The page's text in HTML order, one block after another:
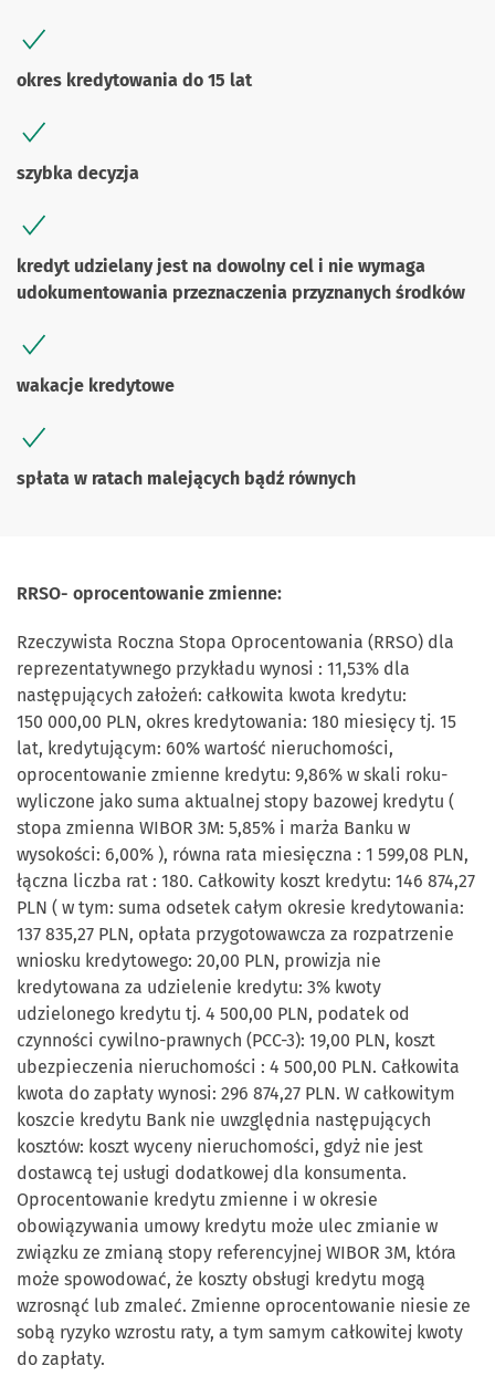
okres kredytowania do 15 lat
szybka decyzja
kredyt udzielany jest na dowolny cel i nie wymaga
udokumentowania przeznaczenia przyznanych środków
wakacje kredytowe
spłata w ratach malejących bądź równych
RRSO- oprocentowanie zmienne:
Rzeczywista Roczna Stopa Oprocentowania (RRSO) dla
reprezentatywnego przykładu wynosi : 11,53% dla
następujących założeń: całkowita kwota kredytu:
150 000,00 PLN, okres kredytowania: 180 miesięcy tj. 15
lat, kredytującym: 60% wartość nieruchomości,
oprocentowanie zmienne kredytu: 9,86% w skali roku-
wyliczone jako suma aktualnej stopy bazowej kredytu (
stopa zmienna WIBOR 3M: 5,85% i marża Banku w
wysokości: 6,00% ), równa rata miesięczna : 1 599,08 PLN,
łączna liczba rat : 180. Całkowity koszt kredytu: 146 874,27
PLN ( w tym: suma odsetek całym okresie kredytowania:
137 835,27 PLN, opłata przygotowawcza za rozpatrzenie
wniosku kredytowego: 20,00 PLN, prowizja nie
kredytowana za udzielenie kredytu: 3% kwoty
udzielonego kredytu tj. 4 500,00 PLN, podatek od
czynności cywilno-prawnych (PCC-3): 19,00 PLN, koszt
ubezpieczenia nieruchomości : 4 500,00 PLN. Całkowita
kwota do zapłaty wynosi: 296 874,27 PLN. W całkowitym
koszcie kredytu Bank nie uwzględnia następujących
kosztów: koszt wyceny nieruchomości, gdyż nie jest
dostawcą tej usługi dodatkowej dla konsumenta.
Oprocentowanie kredytu zmienne i w okresie
obowiązywania umowy kredytu może ulec zmianie w
związku ze zmianą stopy referencyjnej WIBOR 3M, która
może spowodować, że koszty obsługi kredytu mogą
wzrosnąć lub zmaleć. Zmienne oprocentowanie niesie ze
sobą ryzyko wzrostu raty, a tym samym całkowitej kwoty
do zapłaty.